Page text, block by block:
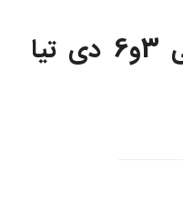
1و8 دی هیدروکسی 3و6 دی تیا